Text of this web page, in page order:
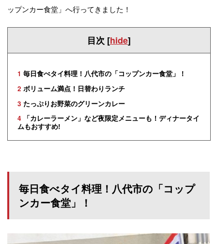
ップンカー食堂」へ行ってきました！
目次 [hide]
1 毎日食べタイ料理！八代市の「コップンカー食堂」！
2 ボリューム満点！日替わりランチ
3 たっぷりお野菜のグリーンカレー
4 「カレーラーメン」など夜限定メニューも！ディナータイ
ムもおすすめ!
毎日食べタイ料理！八代市の「コップ
ンカー食堂」！